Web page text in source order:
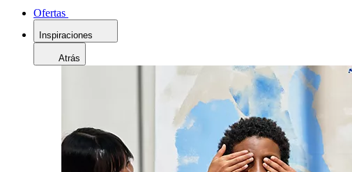
Ofertas
Inspiraciones
Atrás